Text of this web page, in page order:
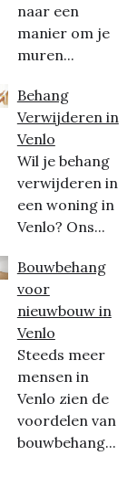
naar een
manier om je
muren...
Behang
Verwijderen in
Venlo
Wil je behang
verwijderen in
een woning in
Venlo? Ons...
Bouwbehang
voor
nieuwbouw in
Venlo
Steeds meer
mensen in
Venlo zien de
voordelen van
bouwbehang...